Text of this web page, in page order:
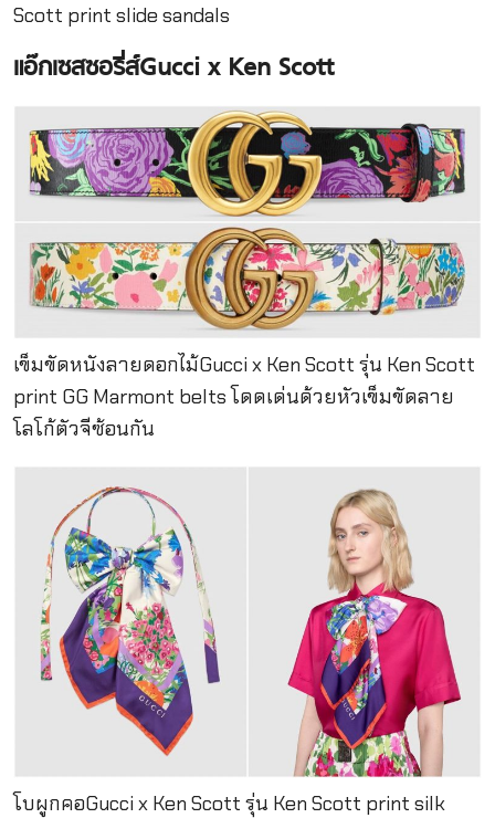
Scott print slide sandals
แอ๊กเซสซอรี่ส์Gucci x Ken Scott
เข็มขัดหนังลายดอกไม้Gucci x Ken Scott รุ่น Ken Scott
print GG Marmont belts โดดเด่นด้วยหัวเข็มขัดลาย
โลโก้ตัวจีซ้อนกัน
โบผูกคอGucci x Ken Scott รุ่น Ken Scott print silk